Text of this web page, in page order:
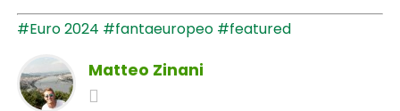
#Euro 2024 #fantaeuropeo #featured
Matteo Zinani